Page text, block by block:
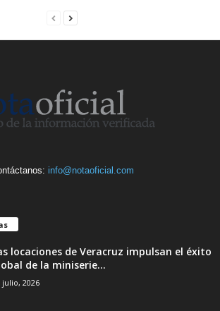
info@notaoficial.com
locaciones de Veracruz impulsan el éxito
de la miniserie...
julio, 2026